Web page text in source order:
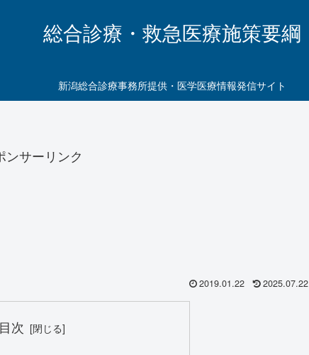
総合診療・救急医療施策要綱
新潟総合診療事務所提供・医学医療情報発信サイト
ンサーリンク
2019.01.22 2025.07.22
目次